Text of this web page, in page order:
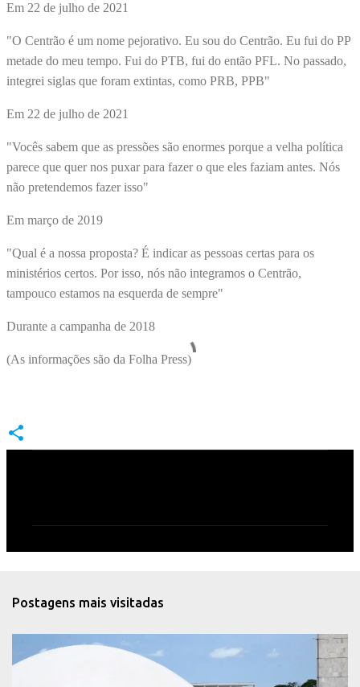
Em 22 de julho de 2021
"O Centrão é um nome pejorativo. Eu sou do Centrão. Eu fui do PP
metade do meu tempo. Fui do PTB, fui do então PFL. No passado,
integrei siglas que foram extintas, como PRB, PPB"
Em 22 de julho de 2021
"Vocês sabem que as pressões são enormes porque a velha política
parece que quer nos puxar para fazer o que eles faziam antes. Nós
não pretendemos fazer isso"
Em março de 2019
"Qual é a nossa proposta? É indicar as pessoas certas para os
ministérios certos. Por isso, nós não integramos o Centrão,
tampouco estamos na esquerda de sempre"
Durante a campanha de 2018
(As informações são da Folha Press)
á
r
i
Postagens mais visitadas